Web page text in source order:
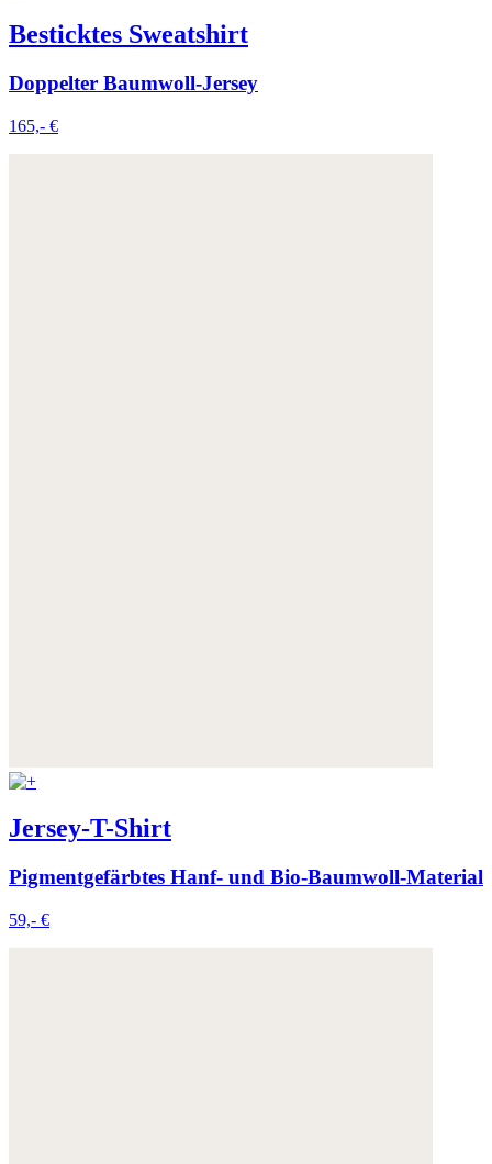
Besticktes Sweatshirt
Doppelter Baumwoll-Jersey
165,- €
Jersey-T-Shirt
Pigmentgefärbtes Hanf- und Bio-Baumwoll-Material
59,- €